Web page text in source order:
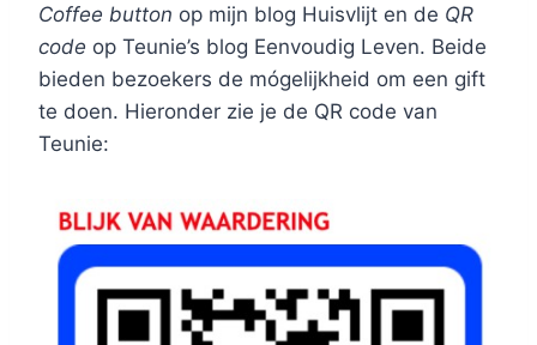
Coffee button op mijn blog Huisvlijt en de QR
code op Teunie’s blog Eenvoudig Leven. Beide
bieden bezoekers de mógelijkheid om een gift
te doen. Hieronder zie je de QR code van
Teunie: